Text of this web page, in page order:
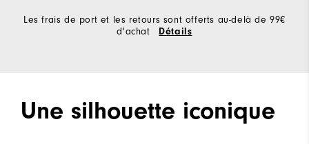
Les frais de port et les retours sont offerts au-delà de 99€
d'achat
Détails
Une silhouette iconique